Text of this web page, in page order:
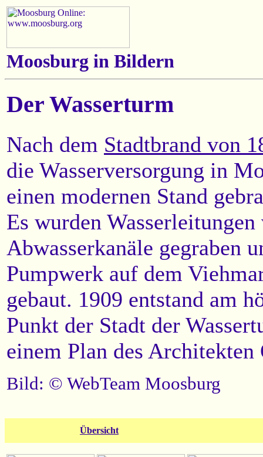
Moosburg in Bildern
Der Wasserturm
Nach dem Stadtbrand von
die Wasserversorgung in
einen modernen Stand
Es wurden
Abwasserkanäle gegraben
Pumpwerk auf dem
gebaut. 1909 entstand am
Punkt der Stadt der
einem Plan des
Bild: © WebTeam Moosburg
Übersicht